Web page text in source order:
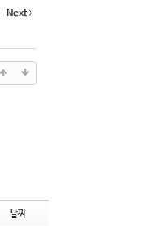
Next
날짜